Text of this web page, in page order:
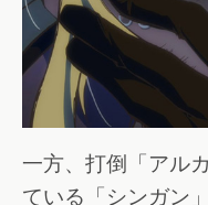
一方、打倒「アル
ている「シンガン